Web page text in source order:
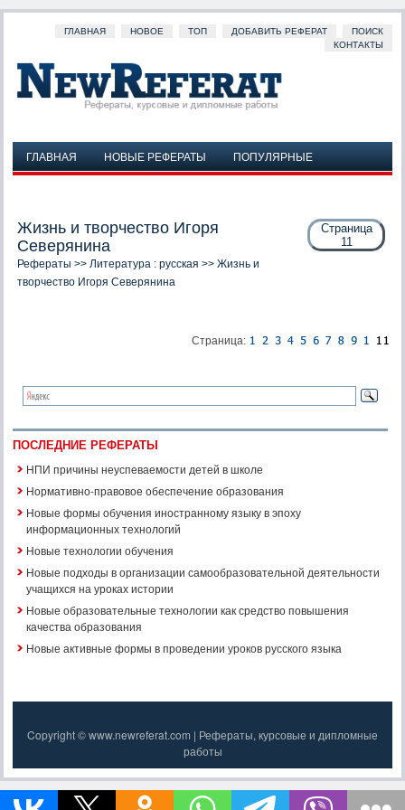
ГЛАВНАЯ НОВОЕ ТОП ДОБАВИТЬ РЕФЕРАТ
ПОИСК
КОНТАКТЫ
ГЛАВНАЯ НОВЫЕ РЕФЕРАТЫ
ПОПУЛЯРНЫЕ
Страница
11
Жизнь и творчество Игоря
Северянина
Рефераты >> Литература : русская >> Жизнь и
творчество Игоря Северянина
Страница:
ПОСЛЕДНИЕ РЕФЕРАТЫ
НПИ причины неуспеваемости детей в школе
Нормативно-правовое обеспечение образования
Новые формы обучения иностранному языку в эпоху
информационных технологий
Новые технологии обучения
Новые подходы в организации самообразовательной деятельности
учащихся на уроках истории
Новые образовательные технологии как средство повышения
качества образования
Новые активные формы в проведении уроков русского языка
Copyright © www.newreferat.com | Рефераты, курсовые и дипломные
работы